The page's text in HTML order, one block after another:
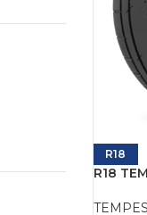
R18
R18